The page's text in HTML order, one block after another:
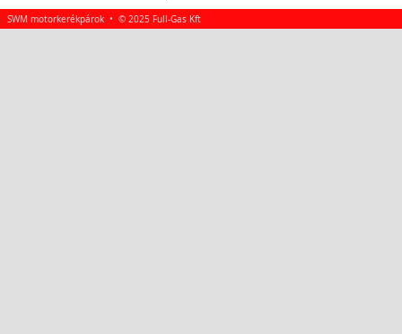
SWM motorkerékpárok • © 2025 Full-Gas Kft